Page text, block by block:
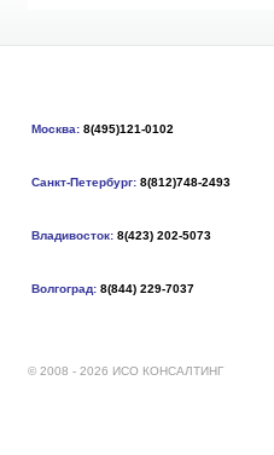
Москва: 8(495)121-0102
Санкт-Петербург: 8(812)748-2493
Владивосток: 8(423) 202-5073
Волгоград: 8(844) 229-7037
© 2008 - 2026 ИСО КОНСАЛТИНГ